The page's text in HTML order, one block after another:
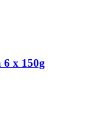
x 150g